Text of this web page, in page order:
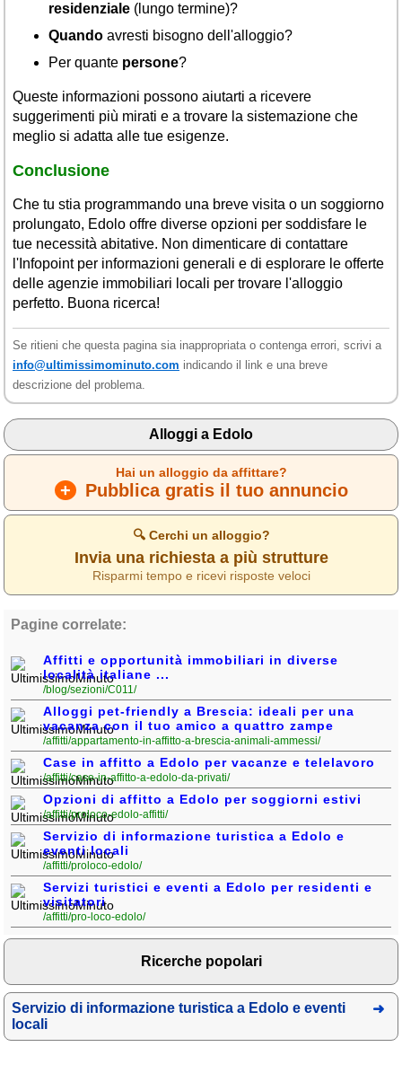
residenziale (lungo termine)?
Quando avresti bisogno dell'alloggio?
Per quante persone?
Queste informazioni possono aiutarti a ricevere
suggerimenti più mirati e a trovare la sistemazione che
meglio si adatta alle tue esigenze.
Conclusione
Che tu stia programmando una breve visita o un soggiorno
prolungato, Edolo offre diverse opzioni per soddisfare le
tue necessità abitative. Non dimenticare di contattare
l'Infopoint per informazioni generali e di esplorare le offerte
delle agenzie immobiliari locali per trovare l'alloggio
perfetto. Buona ricerca!
Se ritieni che questa pagina sia inappropriata o contenga errori, scrivi a
info@ultimissimominuto.com indicando il link e una breve
descrizione del problema.
Alloggi a Edolo
Hai un alloggio da affittare?
+ Pubblica gratis il tuo annuncio
🔍 Cerchi un alloggio?
Invia una richiesta a più strutture
Risparmi tempo e ricevi risposte veloci
Pagine correlate:
Affitti e opportunità immobiliari in diverse
località italiane ...
/blog/sezioni/C011/
Alloggi pet-friendly a Brescia: ideali per una
vacanza con il tuo amico a quattro zampe
/affitti/appartamento-in-affitto-a-brescia-animali-ammessi/
Case in affitto a Edolo per vacanze e telelavoro
/affitti/case-in-affitto-a-edolo-da-privati/
Opzioni di affitto a Edolo per soggiorni estivi
/affitti/proloco-edolo-affitti/
Servizio di informazione turistica a Edolo e
eventi locali
/affitti/proloco-edolo/
Servizi turistici e eventi a Edolo per residenti e
visitatori
/affitti/pro-loco-edolo/
Ricerche popolari
Servizio di informazione turistica a Edolo e eventi
locali